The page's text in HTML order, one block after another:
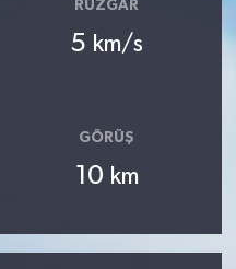
RÜZGAR
5 km/s
GÖRÜŞ
10 km